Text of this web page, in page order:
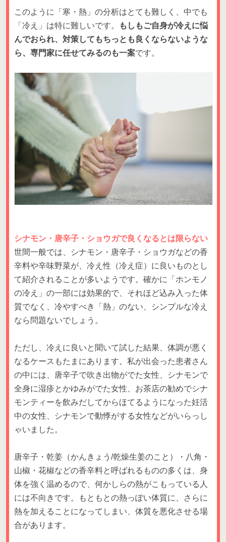
このように「寒・熱」の分析はとても難しく、中でも
「冷え」は特に難しいです。
もしもご自身が冷えに悩
んでおられ、対策してもちっとも良くならないような
ら、専門家に任せてみるのも一案です。
シナモン・唐辛子・ショウガで良くなるとは限らない
世間一般では、シナモン・唐辛子・ショウガなどの香
辛料や辛味野菜が、冷え性（冷え症）に良いものとし
て紹介されることが多いようです。確かに「ホンモノ
の冷え」の一部には効果的で、それほど込み入った体
質でなく、冷やすべき「熱」のない、シンプルな冷え
なら問題ないでしょう。
ただし、冷えに良いと聞いて試した結果、体調が悪く
なるケースもたまにあります。私が出会った患者さん
の中には、唐辛子で吹き出物がでた女性、シナモンで
全身に湿疹とかゆみがでた女性、お茶店の勧めでシナ
モンティーを飲みだしてからほてるようになった妊活
中の女性、シナモンで動悸がする女性などがいらっし
ゃいました。
唐辛子・乾姜（かんきょう/乾燥生姜のこと）・八角・
山椒・花椒などの香辛料と呼ばれるものの多くは、身
体を強く温めるので、何かしらの熱がこもっている人
には不向きです。もともとの熱っぽい体質に、さらに
熱を加えることになってしまい、体質を悪化させる場
合があります。